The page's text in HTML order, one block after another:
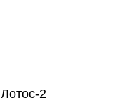
Лотос-2